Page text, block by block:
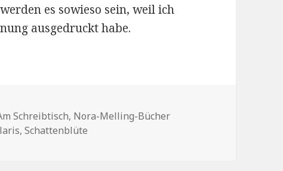
es sowieso sein, weil ich
ausgedruckt habe.
Schreibtisch, Nora-Melling-Bücher
,Schattenblüte